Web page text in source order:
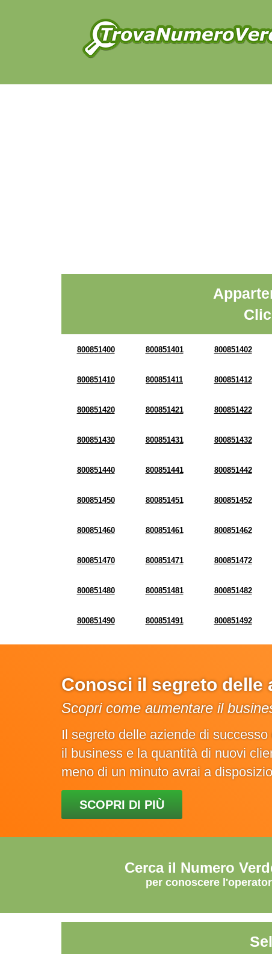
800851400 800851401 800851402
800851410 800851411 800851412
800851420 800851421 800851422
800851430 800851431 800851432
800851440 800851441 800851442
800851450 800851451 800851452
800851460 800851461 800851462
800851470 800851471 800851472
800851480 800851481 800851482
800851490 800851491 800851492
Conosci il segreto delle
Scopri come aumentare il
Il segreto delle aziende di
il business e la quantità di nuovi
meno di un minuto avrai a
SCOPRI DI PIÙ
Cerca il Numero
per conoscere